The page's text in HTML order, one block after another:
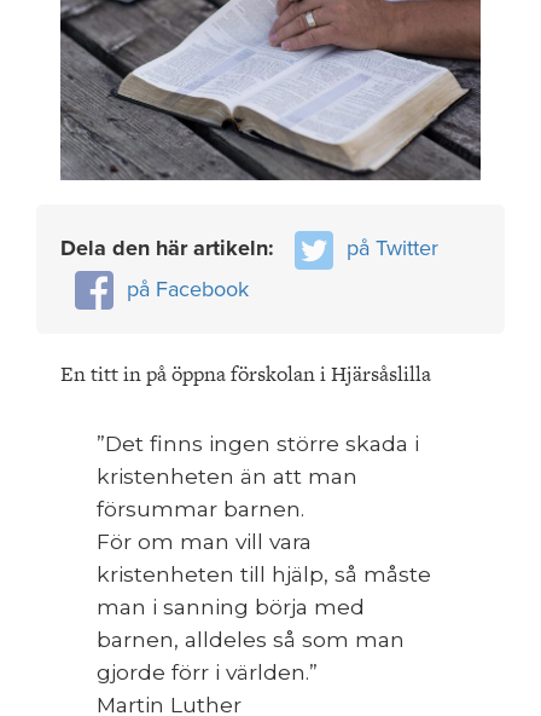
Dela den här artikeln:
på Twitter
på Facebook
En titt in på öppna förskolan i Hjärsåslilla
”Det finns ingen större skada i
kristenheten än att man
försummar barnen.
För om man vill vara
kristenheten till hjälp, så måste
man i sanning börja med
barnen, alldeles så som man
gjorde förr i världen.”
Martin Luther